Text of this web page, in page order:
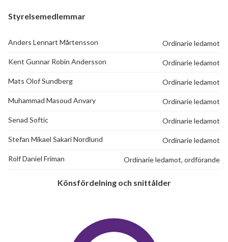
Styrelsemedlemmar
Anders Lennart Mårtensson Ordinarie ledamot
Kent Gunnar Robin Andersson Ordinarie ledamot
Mats Olof Sundberg Ordinarie ledamot
Muhammad Masoud Anvary Ordinarie ledamot
Senad Softic Ordinarie ledamot
Stefan Mikael Sakari Nordlund Ordinarie ledamot
Rolf Daniel Friman Ordinarie ledamot, ordförande
Könsfördelning och snittålder